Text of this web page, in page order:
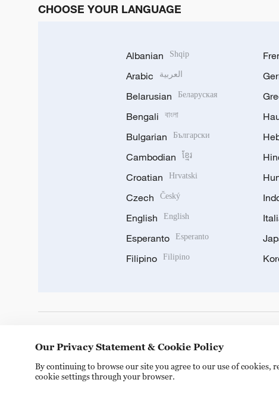
CHOOSE YOUR LANGUAGE
Albanian Shqip
Arabic العربية
Belarusian Беларуская
Bengali বাংলা
Bulgarian Български
Cambodian ខ្មែរ
Croatian Hrvatski
Czech Český
English English
Esperanto Esperanto
Filipino Filipino
Our Privacy Statement & Cookie Policy
By continuing to browse our site you agree to our use of cookies,
cookie settings through your browser.